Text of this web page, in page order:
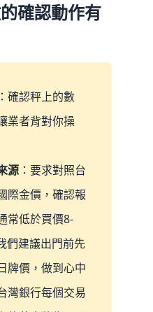
確認動作有
：確認秤上的數
業者背對你操
源 ：要求對照台
際金價，確認報
常低於買價8-
們建議出門前先
牌價，做到心中
銀行每個交易